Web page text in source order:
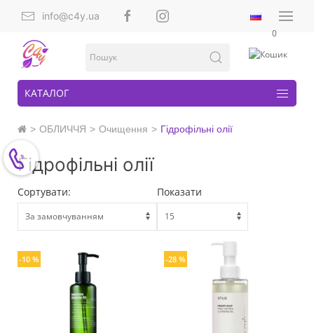
info@c4y.ua
0
КАТАЛОГ
ОБЛИЧЧЯ Очищення Гідрофільні олії
Гідрофільні олії
Сортувати: Показати
-10 % -28 %